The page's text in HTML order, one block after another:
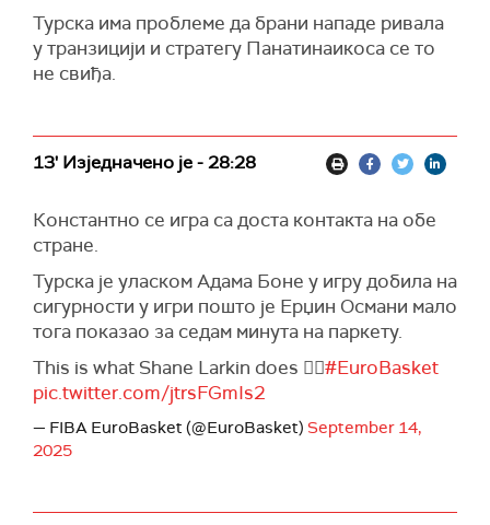
Турска има проблеме да брани нападе ривала
у транзицији и стратегу Панатинаикоса се то
не свиђа.
13' Изједначено је - 28:28
Константно се игра са доста контакта на обе
стране.
Турска је уласком Адама Боне у игру добила на
сигурности у игри пошто је Ерџин Османи мало
тога показао за седам минута на паркету.
This is what Shane Larkin does 🤷‍♂️#EuroBasket
pic.twitter.com/jtrsFGmIs2
— FIBA EuroBasket (@EuroBasket) September 14,
2025